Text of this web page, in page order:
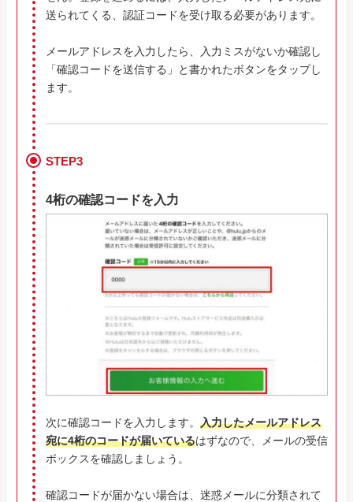
送られてくる、認証コードを受け取る必要があります。
メールアドレスを入力したら、入力ミスがないか確認し
「確認コードを送信する」と書かれたボタンをタップし
ます。
STEP3
4桁の確認コードを入力
次に確認コードを入力します。 入力したメールアドレス
宛に4桁のコードが届いているはずなので、メールの受信
ボックスを確認しましょう。
確認コードが届かない場合は、迷惑メールに分類されて